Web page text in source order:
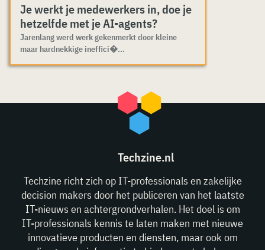
Je werkt je medewerkers in, doe je
hetzelfde met je AI-agents?
Jarenlang werd werk gekenmerkt door kleine
maar hardnekkige ineffici�...
Techzine.nl
Techzine richt zich op IT-professionals en zakelijke
decision makers door het publiceren van het laatste
IT-nieuws en achtergrondverhalen. Het doel is om
IT-professionals kennis te laten maken met nieuwe
innovatieve producten en diensten, maar ook om